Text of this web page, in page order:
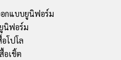
กแบบยูนิฟอร์ม
นิฟอร์ม
อโปโล
อเชิ้ต